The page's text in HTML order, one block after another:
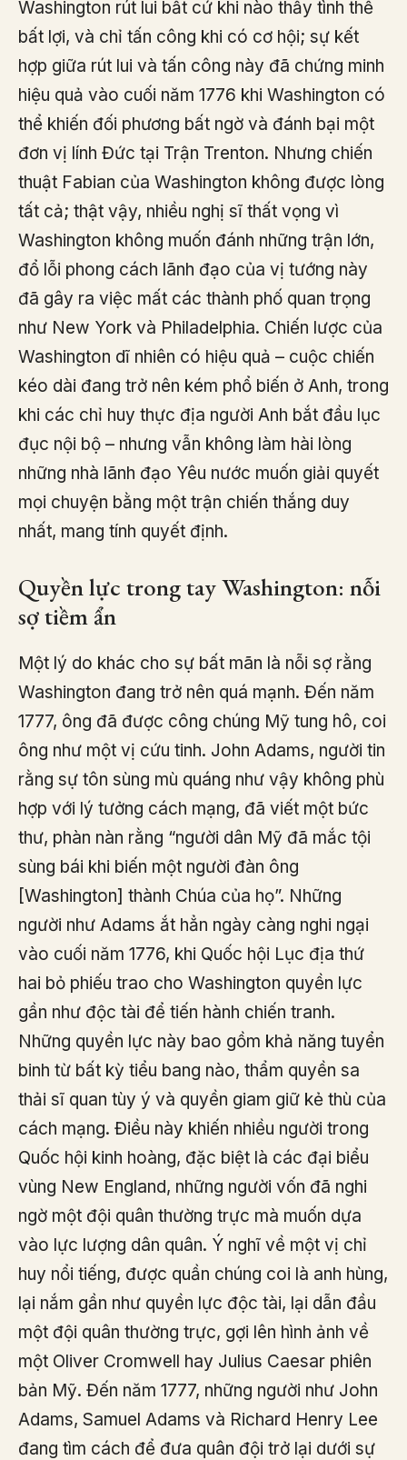
Washington rút lui bất cứ khi nào thấy tình thế
bất lợi, và chỉ tấn công khi có cơ hội; sự kết
hợp giữa rút lui và tấn công này đã chứng minh
hiệu quả vào cuối năm 1776 khi Washington có
thể khiến đối phương bất ngờ và đánh bại một
đơn vị lính Đức tại Trận Trenton. Nhưng chiến
thuật Fabian của Washington không được lòng
tất cả; thật vậy, nhiều nghị sĩ thất vọng vì
Washington không muốn đánh những trận lớn,
đổ lỗi phong cách lãnh đạo của vị tướng này
đã gây ra việc mất các thành phố quan trọng
như New York và Philadelphia. Chiến lược của
Washington dĩ nhiên có hiệu quả – cuộc chiến
kéo dài đang trở nên kém phổ biến ở Anh, trong
khi các chỉ huy thực địa người Anh bắt đầu lục
đục nội bộ – nhưng vẫn không làm hài lòng
những nhà lãnh đạo Yêu nước muốn giải quyết
mọi chuyện bằng một trận chiến thắng duy
nhất, mang tính quyết định.
Quyền lực trong tay Washington: nỗi
sợ tiềm ẩn
Một lý do khác cho sự bất mãn là nỗi sợ rằng
Washington đang trở nên quá mạnh. Đến năm
1777, ông đã được công chúng Mỹ tung hô, coi
ông như một vị cứu tinh. John Adams, người tin
rằng sự tôn sùng mù quáng như vậy không phù
hợp với lý tưởng cách mạng, đã viết một bức
thư, phàn nàn rằng “người dân Mỹ đã mắc tội
sùng bái khi biến một người đàn ông
[Washington] thành Chúa của họ”. Những
người như Adams ắt hẳn ngày càng nghi ngại
vào cuối năm 1776, khi Quốc hội Lục địa thứ
hai bỏ phiếu trao cho Washington quyền lực
gần như độc tài để tiến hành chiến tranh.
Những quyền lực này bao gồm khả năng tuyển
binh từ bất kỳ tiểu bang nào, thẩm quyền sa
thải sĩ quan tùy ý và quyền giam giữ kẻ thù của
cách mạng. Điều này khiến nhiều người trong
Quốc hội kinh hoàng, đặc biệt là các đại biểu
vùng New England, những người vốn đã nghi
ngờ một đội quân thường trực mà muốn dựa
vào lực lượng dân quân. Ý nghĩ về một vị chỉ
huy nổi tiếng, được quần chúng coi là anh hùng,
lại nắm gần như quyền lực độc tài, lại dẫn đầu
một đội quân thường trực, gợi lên hình ảnh về
một Oliver Cromwell hay Julius Caesar phiên
bản Mỹ. Đến năm 1777, những người như John
Adams, Samuel Adams và Richard Henry Lee
đang tìm cách để đưa quân đội trở lại dưới sự